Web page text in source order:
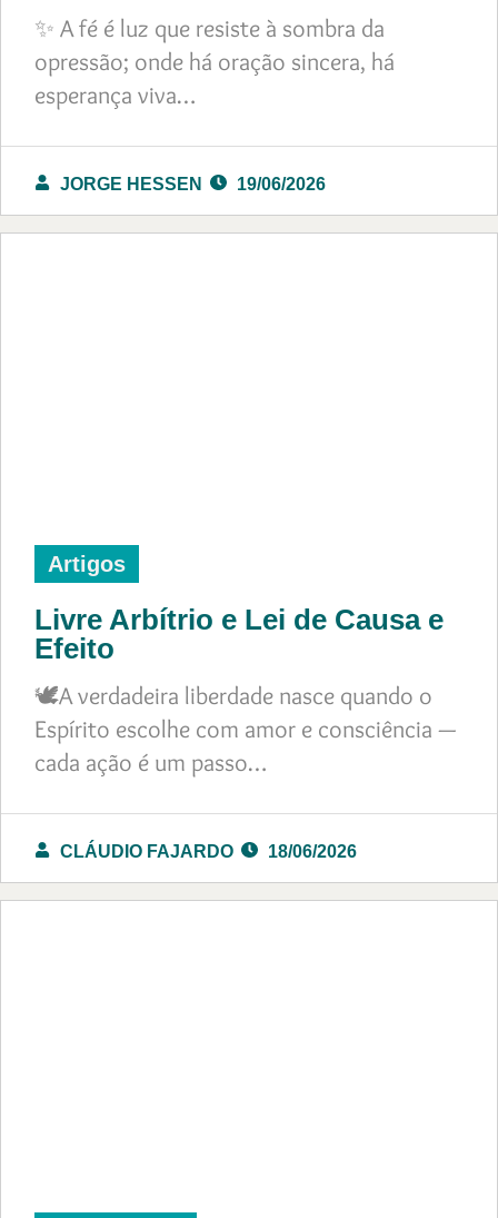
✨ A fé é luz que resiste à sombra da
opressão; onde há oração sincera, há
esperança viva…
JORGE HESSEN 19/06/2026
Artigos
Livre Arbítrio e Lei de Causa e
Efeito
🕊️A verdadeira liberdade nasce quando o
Espírito escolhe com amor e consciência —
cada ação é um passo…
CLÁUDIO FAJARDO 18/06/2026